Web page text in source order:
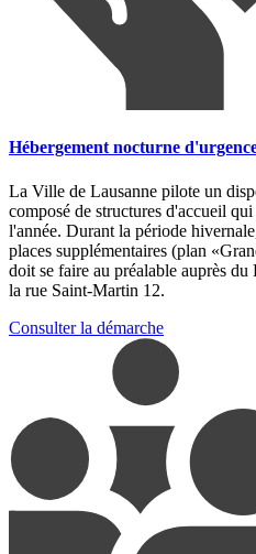
Hébergement nocturne
La Ville de Lausanne pilote un
composé de structures d'accueil
l'année. Durant la période
places supplémentaires (plan
doit se faire au préalable auprès du
la rue Saint-Martin 12.
Consulter la démarche